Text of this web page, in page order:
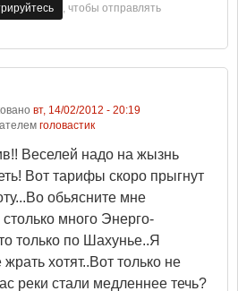
, чтобы отправлять
вт, 14/02/2012 - 20:19
головастик
Веселей надо на жызнь
Вот тарифы скоро прыгнут
обьясните мне
много Энерго-
только по Шахунье..Я
хотят..Вот только не
реки стали медленнее течь?